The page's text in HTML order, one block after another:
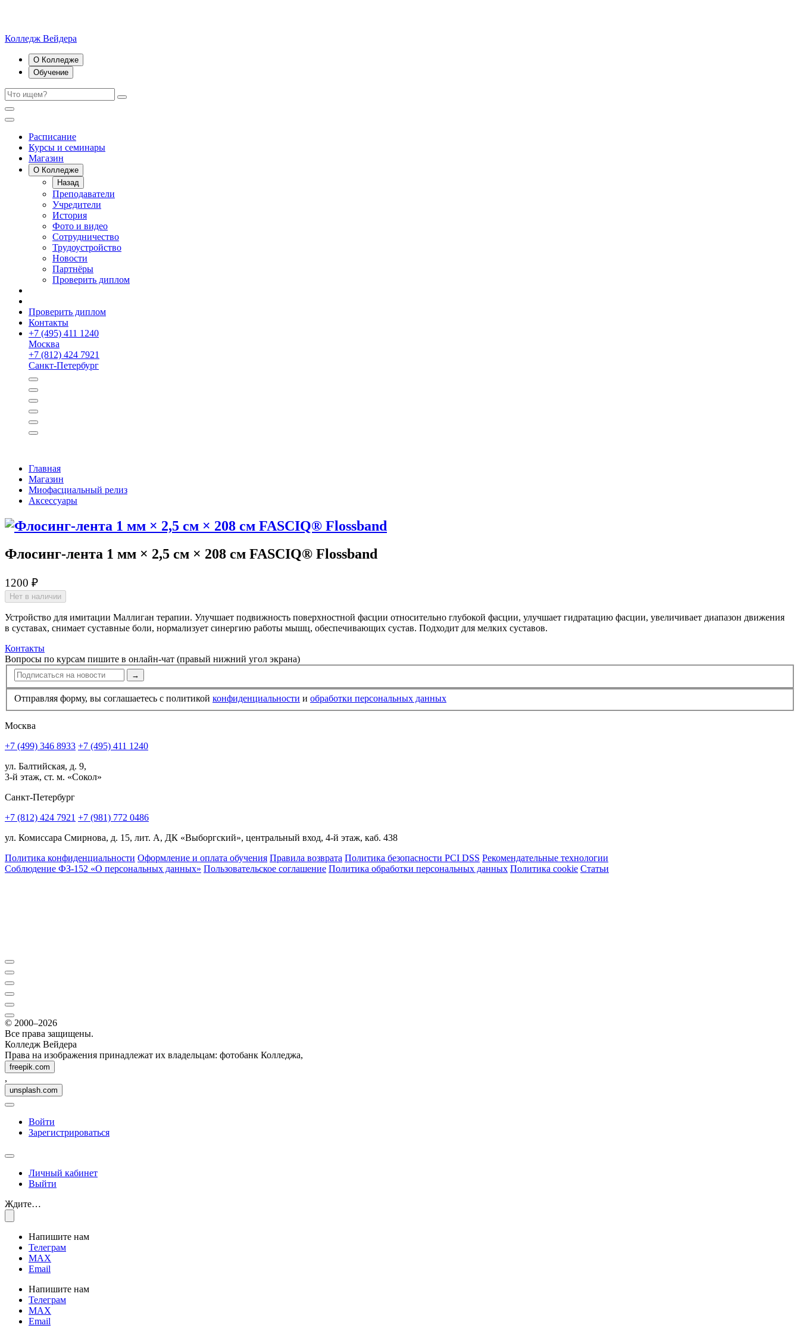
Колледж Вейдера
О Колледже
Обучение
Расписание
Курсы и семинары
Магазин
О Колледже
Назад
Преподаватели
Учредители
История
Фото и видео
Сотрудничество
Трудоустройство
Новости
Партнёры
Проверить диплом
Проверить диплом
Контакты
+7 (495) 411 1240
Москва
+7 (812) 424 7921
Санкт-Петербург
Главная
Магазин
Миофасциальный релиз
Аксессуары
Флосинг-лента 1 мм × 2,5 см × 208 см FASCIQ® Flossband
1200 ₽
Нет в наличии
Устройство для имитации Маллиган терапии. Улучшает подвижность поверхностной фасции относительно глубокой фасции, улучшает гидратацию фасции, увеличивает диапазон движения
в суставах, снимает суставные боли, нормализует синергию работы мышц, обеспечивающих сустав. Подходит для мелких суставов.
Контакты
Вопросы по курсам пишите в онлайн-чат (правый нижний угол экрана)
→
Отправляя форму, вы соглашаетесь с политикой конфи­ден­циальности и обработки персональных данных
Москва
+7 (499) 346 8933 +7 (495) 411 1240
ул. Балтийская, д. 9,
3-й этаж, ст. м. «Сокол»
Санкт-Петербург
+7 (812) 424 7921 +7 (981) 772 0486
ул. Комиссара Смирнова, д. 15, лит. А, ДК «Выборгский», центральный вход, 4-й этаж, каб. 438
Политика конфиденциальности Оформление и оплата обучения Правила возврата Политика безопасности PCI DSS Рекомендательные технологии
Соблюдение ФЗ-152 «О персональ­ных данных» Пользовательское соглашение Политика обработки персональных данных Политика cookie Статьи
© 2000–2026
Все права защищены.
Колледж Вейдера
Права на изображения принадлежат их владельцам: фотобанк Колледжа,
freepik.com
,
unsplash.com
Войти
Зарегистрироваться
Личный кабинет
Выйти
Ждите…
Напишите нам
Телеграм
MAX
Email
Напишите нам
Телеграм
MAX
Email